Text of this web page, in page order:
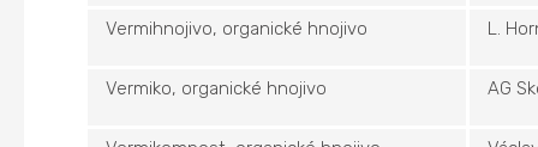
Vermihnojivo, organické hnojivo L.
Vermiko, organické hnojivo AG